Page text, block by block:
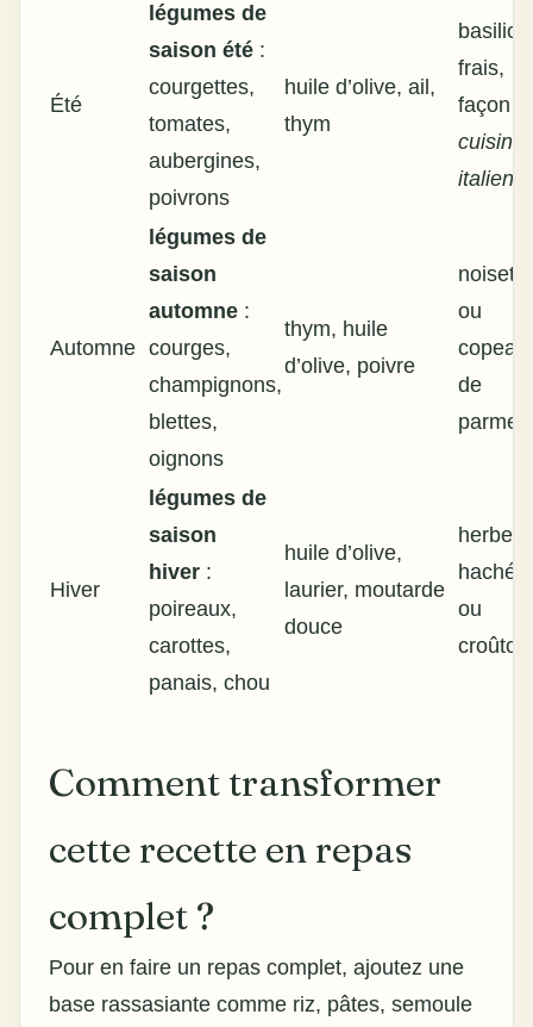
Été
légumes de
saison été :
courgettes,
tomates,
aubergines,
poivrons
huile d’olive, ail,
thym
basilic
frais,
façon
cuisine
Automne
légumes de
saison
automne :
courges,
champignons,
blettes,
oignons
thym, huile
d’olive, poivre
ou
de
Hiver
légumes de
saison
hiver :
poireaux,
carottes,
panais, chou
huile d’olive,
laurier, moutarde
douce
herbes
ou
Comment transformer
cette recette en repas
complet ?
Pour en faire un repas complet, ajoutez une
base rassasiante comme riz, pâtes, semoule